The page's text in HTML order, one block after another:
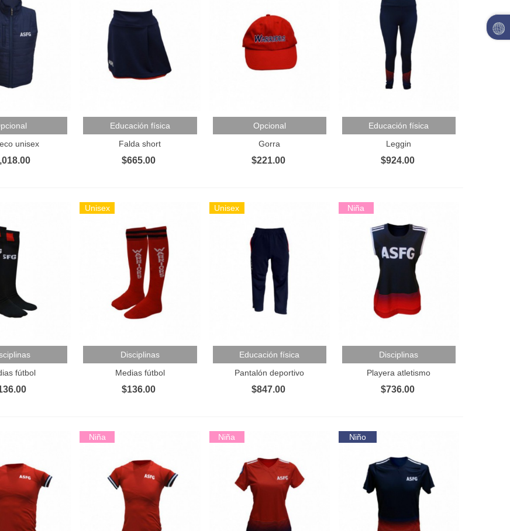
unisex
Añadir Al Carrito
Educación física
Falda short
$665.00
Añadir Al Carrito
Opcional
Gorra
$221.00
Añadir Al Carrito
Educación física
Leggin
$924.00
fútbol
Unisex
Añadir Al Carrito
Disciplinas
Medias fútbol
$136.00
Unisex
Añadir Al Carrito
Educación física
Pantalón deportivo
$847.00
Niña
Añadir Al Carrito
Disciplinas
Playera atletismo
$736.00
Niña Niña Niño